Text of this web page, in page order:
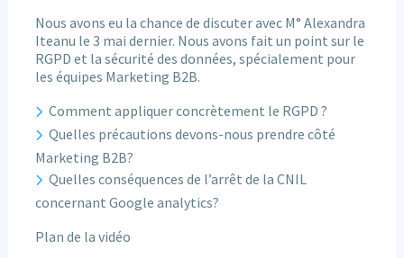
Nous avons eu la chance de discuter avec M° Alexandra
Iteanu le 3 mai dernier. Nous avons fait un point sur le
RGPD et la sécurité des données, spécialement pour
les équipes Marketing B2B.
Comment appliquer concrètement le RGPD ?
Quelles précautions devons-nous prendre côté
Marketing B2B?
Quelles conséquences de l’arrêt de la CNIL
concernant Google analytics?
Plan de la vidéo